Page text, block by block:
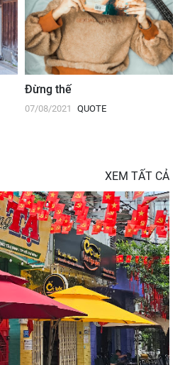
Đừng thế
07/08/2021 QUOTE
XEM TẤT CẢ